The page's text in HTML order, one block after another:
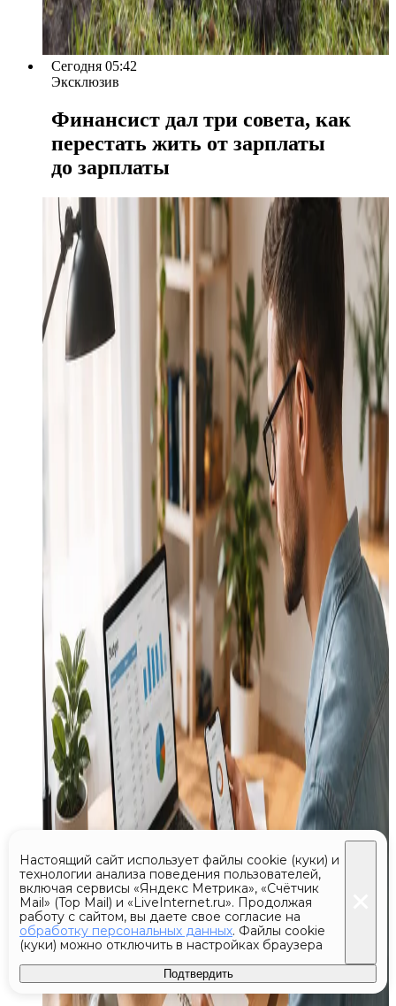
Сегодня 05:42
Эксклюзив
Финансист дал три совета, как
перестать жить от зарплаты
до зарплаты
Настоящий сайт использует файлы cookie (куки) и
технологии анализа поведения пользователей,
включая сервисы «Яндекс Метрика», «Счётчик
Mail» (Top Mail) и «LiveInternet.ru». Продолжая
работу с сайтом, вы даете свое согласие на
обработку персональных данных. Файлы cookie
(куки) можно отключить в настройках браузера
Подтвердить